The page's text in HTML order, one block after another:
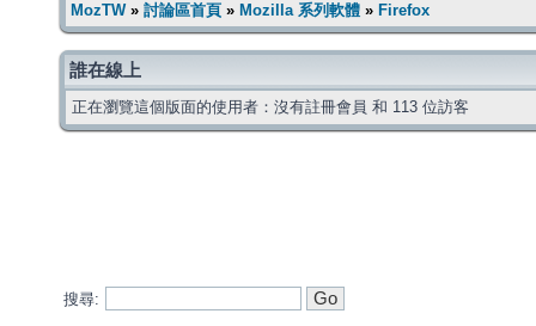
MozTW» 討論區首頁 » Mozilla 系列軟體 » Firefox
誰在線上
正在瀏覽這個版面的使用者：沒有註冊會員 和 113 位訪客
搜尋: